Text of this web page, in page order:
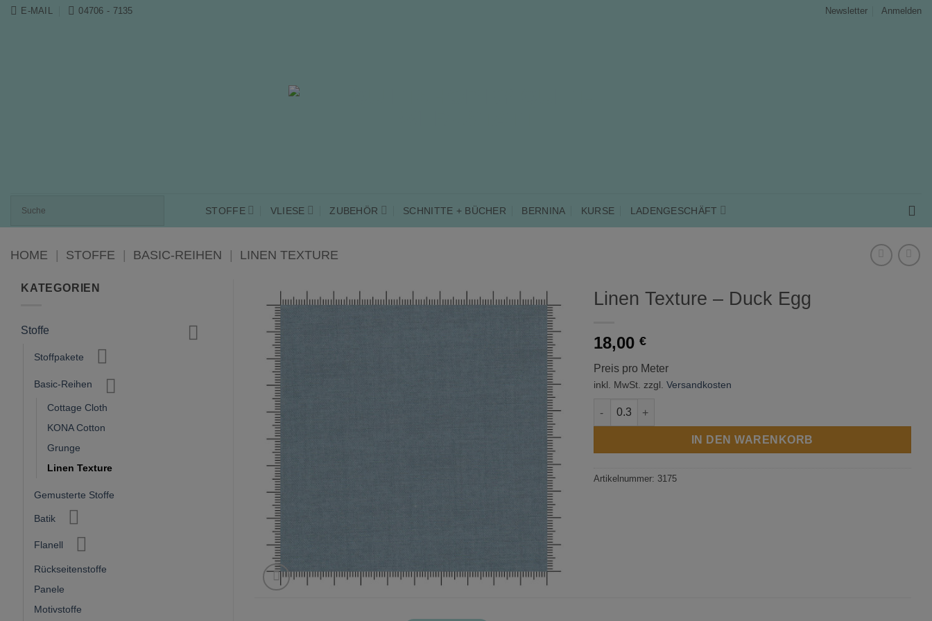
Zum E-MAIL 04706 - 7135 Newsletter Anmelden
STOFFE VLIESE ZUBEHÖR SCHNITTE + BÜCHER BERNINA KURSE LADENGESCHÄFT
HOME | STOFFE | BASIC-REIHEN | LINEN TEXTURE
KATEGORIEN
Stoffe
Stoffpakete
Basic-Reihen
Cottage Cloth
KONA Cotton
Grunge
Linen Texture
Gemusterte Stoffe
Batik
Flanell
Rückseitenstoffe
Panele
Motivstoffe
Linen Texture – Duck Egg
18,00 €
Preis pro Meter
inkl. MwSt. zzgl. Versandkosten
Linen Texture - Duck Egg Menge
IN DEN WARENKORB
Artikelnummer: 3175